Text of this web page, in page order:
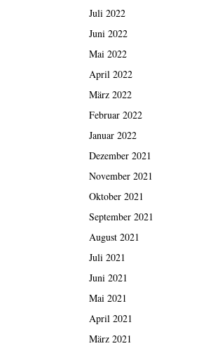
Juli 2022
Juni 2022
Mai 2022
April 2022
März 2022
Februar 2022
Januar 2022
Dezember 2021
November 2021
Oktober 2021
September 2021
August 2021
Juli 2021
Juni 2021
Mai 2021
April 2021
März 2021